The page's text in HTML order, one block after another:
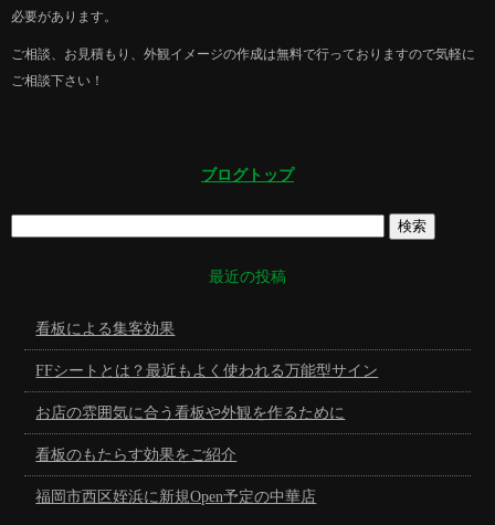
必要があります。
ご相談、お見積もり、外観イメージの作成は無料で行っておりますので気軽に
ご相談下さい！
ブログトップ
最近の投稿
看板による集客効果
FFシートとは？最近もよく使われる万能型サイン
お店の雰囲気に合う看板や外観を作るために
看板のもたらす効果をご紹介
福岡市西区姪浜に新規Open予定の中華店